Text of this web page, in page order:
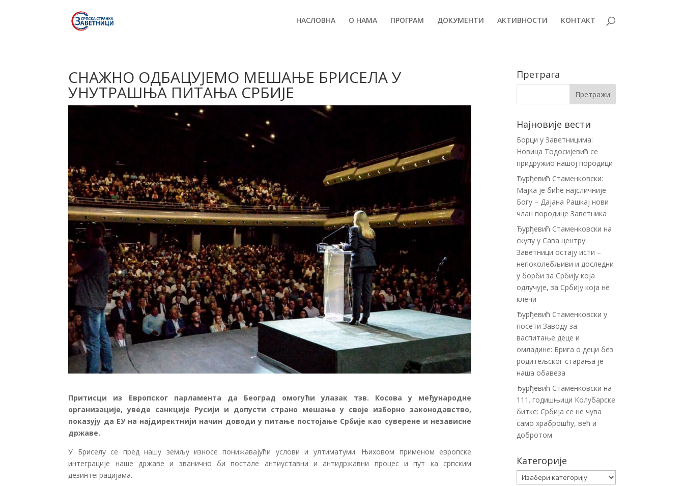
НАСЛОВНА О НАМА ПРОГРАМ ДОКУМЕНТИ АКТИВНОСТИ КОНТАКТ
СНАЖНО ОДБАЦУЈЕМО МЕШАЊЕ БРИСЕЛА У
УНУТРАШЊА ПИТАЊА СРБИЈЕ
Притисци из Европског парламента да Београд омогући улазак тзв. Косова у међународне
организације, уведе санкције Русији и допусти страно мешање у своје изборно законодавство,
показују да ЕУ на најдиректнији начин доводи у питање постојање Србије као суверене и независне
државе.
У Бриселу се пред нашу земљу износе понижавајући услови и ултиматуми. Њиховом применом европске
интеграције наше државе и званично би постале антиуставни и антидржавни процес и пут ка српским
дезинтеграцијама.
Претрага
Најновије вести
Борци у Заветницима:
Новица Тодосијевић се
придружио нашој породици
Ђурђевић Стаменковски:
Мајка је биће најсличније
Богу – Дајана Рашкај нови
члан породице Заветника
Ђурђевић Стаменковски на
скупу у Сава центру:
Заветници остају исти –
непоколебљиви и доследни
у борби за Србију која
одлучује, за Србију која не
клечи
Ђурђевић Стаменковски у
посети Заводу за
васпитање деце и
омладине: Брига о деци без
родитељског старања је
наша обавеза
Ђурђевић Стаменковски на
111. годишњици Колубарске
битке: Србија се не чува
само храброшћу, већ и
добротом
Категорије
Категорије